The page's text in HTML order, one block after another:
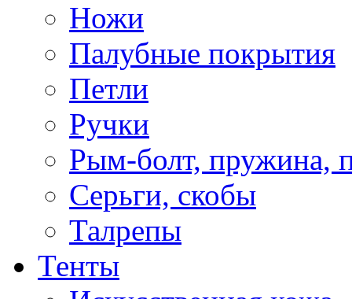
Ножи
Палубные покрытия
Петли
Ручки
Рым-болт, пружина,
Серьги, скобы
Талрепы
Тенты